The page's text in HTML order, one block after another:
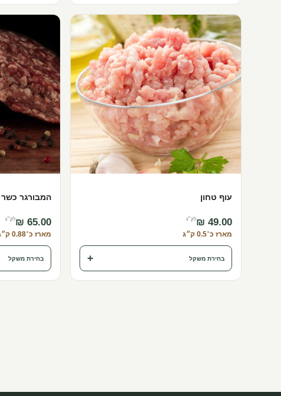
עוף טחון
‏49.00 ‏₪ לק״ג
מארז כ־0.5 ק״ג
בחירת משקל +
המבורגר כשר
לק״ג
מארז כ־0.88 ק״ג · כ־4 יח׳
בחירת משקל